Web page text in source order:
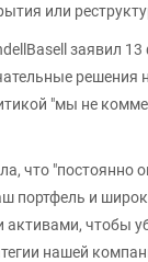
или
заявил 13
решения
"мы не
что "постоянно
портфель и
чтобы
нашей